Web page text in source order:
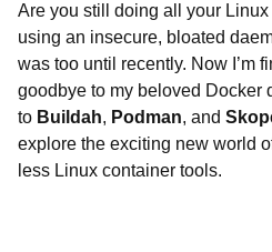
Are you still doing all your
using an insecure, bloated
was too until recently. Now I’m
goodbye to my beloved Docker
to Buildah, Podman, and
explore the exciting new world
less Linux container tools.